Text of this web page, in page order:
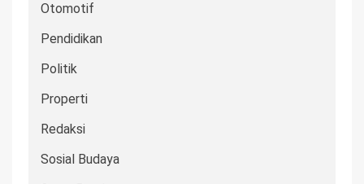
Otomotif
Pendidikan
Politik
Properti
Redaksi
Sosial Budaya